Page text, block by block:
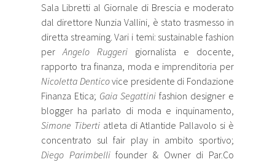
Sala Libretti al Giornale di Brescia e moderato
dal direttore Nunzia Vallini, è stato trasmesso in
diretta streaming. Vari i temi: sustainable fashion
perAngelo Ruggeri giornalista e docente,
rapporto tra finanza, moda e imprenditoria per
Nicoletta Denticovice presidente di Fondazione
Finanza Etica; Gaia Segattini fashion designer e
blogger ha parlato di moda e inquinamento,
Simone Tiberti atleta di Atlantide Pallavolo si è
concentrato sul fair play in ambito sportivo;
Diego Parimbellifounder & Owner di Par.Co